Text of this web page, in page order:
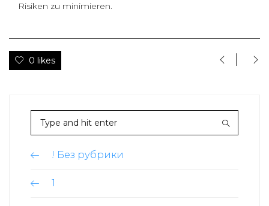
Risiken zu minimieren.
0 likes
! Без рубрики
1